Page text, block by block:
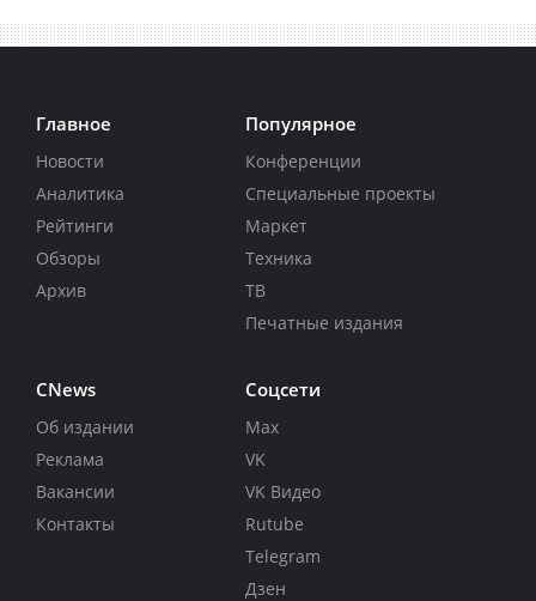
Главное
Новости
Аналитика
Рейтинги
Обзоры
Архив
Популярное
Конференции
Специальные проекты
Маркет
Техника
ТВ
Печатные издания
CNews
Об издании
Реклама
Вакансии
Контакты
Соцсети
Max
VK
VK Видео
Rutube
Telegram
Дзен